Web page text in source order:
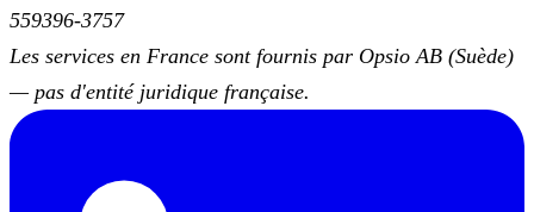
559396-3757
Les services en France sont fournis par Opsio AB (Suède)
— pas d'entité juridique française.